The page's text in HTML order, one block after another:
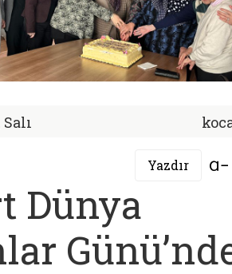
Yazdır
Dünya